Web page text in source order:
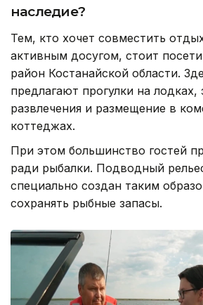
наследие?
Тем, кто хочет совместить
активным досугом, стоит
район Костанайской области.
предлагают прогулки на лодках,
развлечения и размещение в
коттеджах.
При этом большинство гостей
ради рыбалки. Подводный
специально создан таким
сохранять рыбные запасы.